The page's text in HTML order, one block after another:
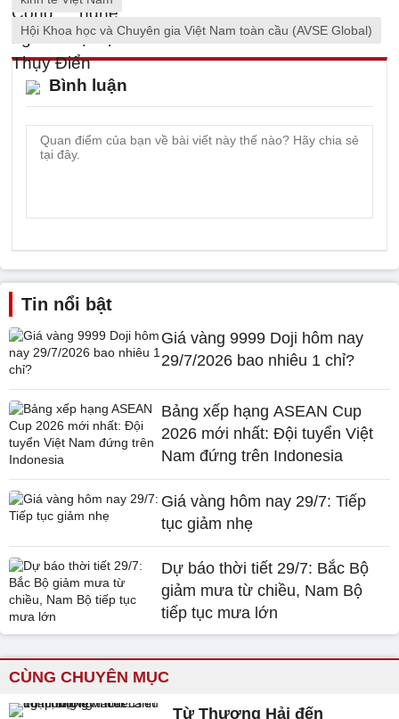
Hội Khoa học và Chuyên gia Việt Nam toàn cầu (AVSE Global)
Bình luận
Tin nổi bật
Giá vàng 9999 Doji hôm nay
29/7/2026 bao nhiêu 1 chỉ?
Bảng xếp hạng ASEAN Cup
2026 mới nhất: Đội tuyển Việt
Nam đứng trên Indonesia
Giá vàng hôm nay 29/7: Tiếp
tục giảm nhẹ
Dự báo thời tiết 29/7: Bắc Bộ
giảm mưa từ chiều, Nam Bộ
tiếp tục mưa lớn
CÙNG CHUYÊN MỤC
Từ Thượng Hải đến